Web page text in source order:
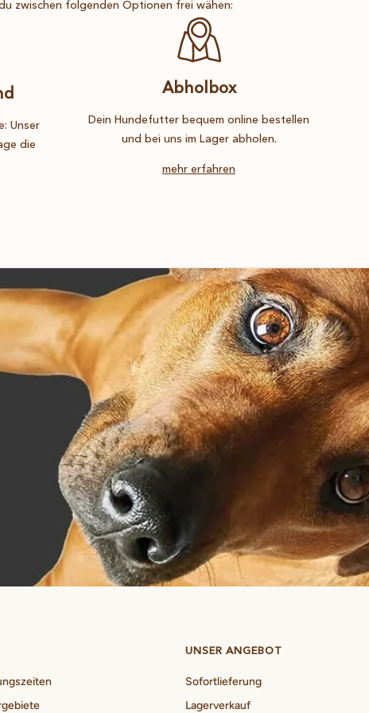
zwischen folgenden Optionen frei wähen:
Unser
die
Abholbox
Dein Hundefutter bequem online bestellen
und bei uns im Lager abholen.
mehr erfahren
UNSER ANGEBOT
Sofortlieferung
Lagerverkauf